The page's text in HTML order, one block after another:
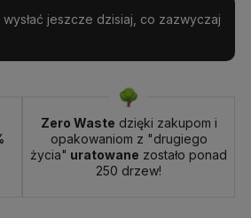
jeszcze dzisiaj, co zazwyczaj
Zero Waste dzięki zakupom i
opakowaniom z "drugiego
życia" uratowane zostało ponad
250 drzew!